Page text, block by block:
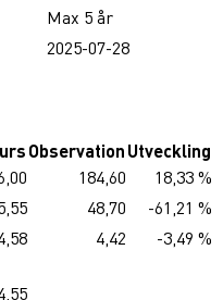
Max 5 år
2025-07-28
ObservationUtveckling
184,60
18,33 %
48,70
-61,21 %
4,42
-3,49 %